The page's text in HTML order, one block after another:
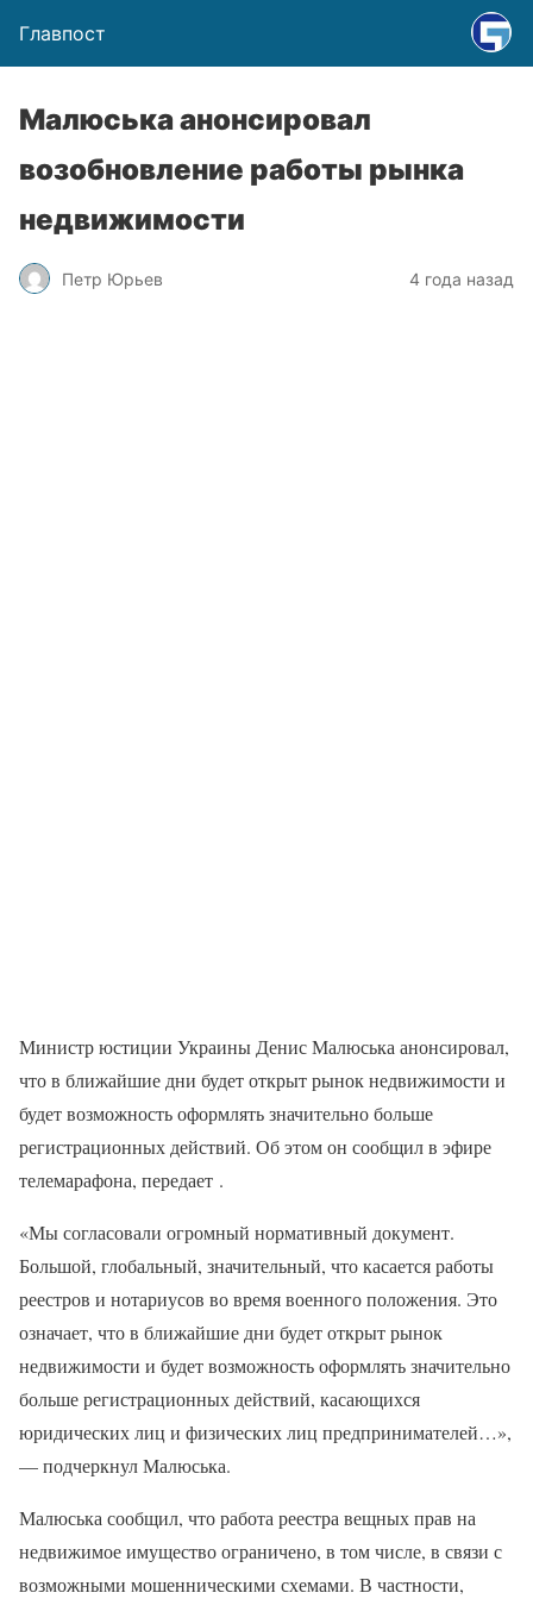
Главпост
Малюська анонсировал
возобновление работы рынка
недвижимости
Петр Юрьев 4 года назад
Министр юстиции Украины Денис Малюська анонсировал,
что в ближайшие дни будет открыт рынок недвижимости и
будет возможность оформлять значительно больше
регистрационных действий. Об этом он сообщил в эфире
телемарафона, передает .
«Мы согласовали огромный нормативный документ.
Большой, глобальный, значительный, что касается работы
реестров и нотариусов во время военного положения. Это
означает, что в ближайшие дни будет открыт рынок
недвижимости и будет возможность оформлять значительно
больше регистрационных действий, касающихся
юридических лиц и физических лиц предпринимателей…»,
— подчеркнул Малюська.
Малюська сообщил, что работа реестра вещных прав на
недвижимое имущество ограничено, в том числе, в связи с
возможными мошенническими схемами. В частности,